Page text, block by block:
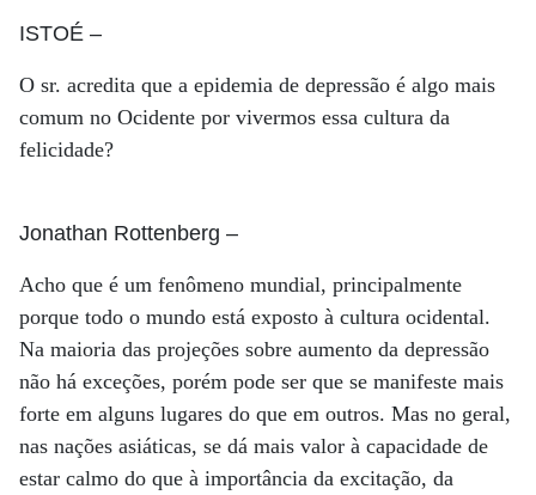
ISTOÉ –
O sr. acredita que a epidemia de depressão é algo mais
comum no Ocidente por vivermos essa cultura da
felicidade?
Jonathan Rottenberg –
Acho que é um fenômeno mundial, principalmente
porque todo o mundo está exposto à cultura ocidental.
Na maioria das projeções sobre aumento da depressão
não há exceções, porém pode ser que se manifeste mais
forte em alguns lugares do que em outros. Mas no geral,
nas nações asiáticas, se dá mais valor à capacidade de
estar calmo do que à importância da excitação, da